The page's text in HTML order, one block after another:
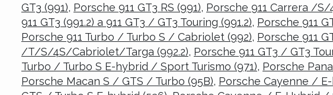
GT3 (991), Porsche 911 GT3 RS (991), Porsche 911 Carrera /S/
911 GT3 (991.2) a 911 GT3 / GT3 Touring (991.2), Porsche 911
Porsche 911 Turbo / Turbo S / Cabriolet (992), Porsche 911
/T/S/4S/Cabriolet/Targa (992.2), Porsche 911 GT3 / GT3
Turbo / Turbo S E-hybrid / Sport Turismo (971), Porsche
Porsche Macan S / GTS / Turbo (95B), Porsche Cayenne /